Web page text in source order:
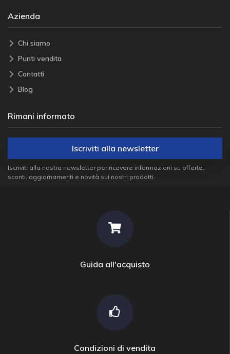
Azienda
Chi siamo
Punti vendita
Contatti
Blog
Rimani informato
Iscriviti alla newsletter
Iscriviti alla nostra newsletter per ricevere informazioni su offerte,
sconti, aggiornamenti e novità sui nostri prodotti.
Guida all'acquisto
Condizioni di vendita